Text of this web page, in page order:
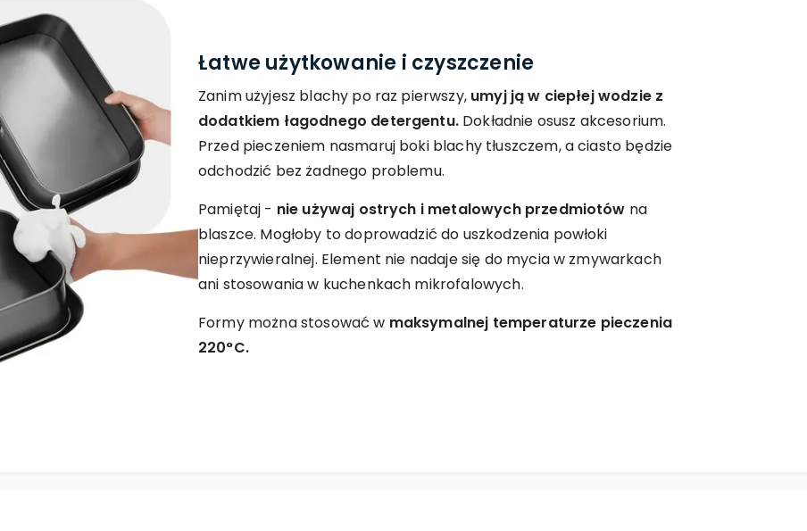
Łatwe użytkowanie i czyszczenie
Zanim użyjesz blachy po raz pierwszy, umyj ją w ciepłej wodzie z
dodatkiem łagodnego detergentu.Dokładnie osusz akcesorium.
Przed pieczeniem nasmaruj boki blachy tłuszczem, a ciasto będzie
odchodzić bez żadnego problemu.
Pamiętaj - nie używaj ostrych i metalowych przedmiotów na
blaszce. Mogłoby to doprowadzić do uszkodzenia powłoki
nieprzywieralnej. Element nie nadaje się do mycia w zmywarkach
ani stosowania w kuchenkach mikrofalowych.
Formy można stosować w maksymalnej temperaturze pieczenia
220°C.